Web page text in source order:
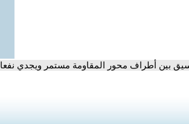
بين أطراف محور المقاومة مستمر ويجدي نفعا